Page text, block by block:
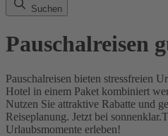
Suchen
Pauschalreisen
Pauschalreisen bieten stressfreien
Hotel in einem Paket kombiniert
Nutzen Sie attraktive Rabatte und
Reiseplanung. Jetzt bei
Urlaubsmomente erleben!